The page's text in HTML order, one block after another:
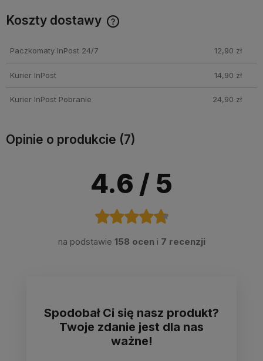
Koszty dostawy
Paczkomaty InPost 24/7
12,90 zł
Kurier InPost 14,90 zł
Kurier InPost Pobranie 24,90 zł
Opinie o produkcie (7)
4.6 / 5
na podstawie 158 ocen i 7 recenzji
Spodobał Ci się nasz produkt?
Twoje zdanie jest dla nas
ważne!